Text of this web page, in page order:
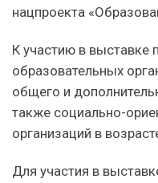
нацпроекта
К участию в
образовательных
общего и
также социально-
организаций в
Для участия в